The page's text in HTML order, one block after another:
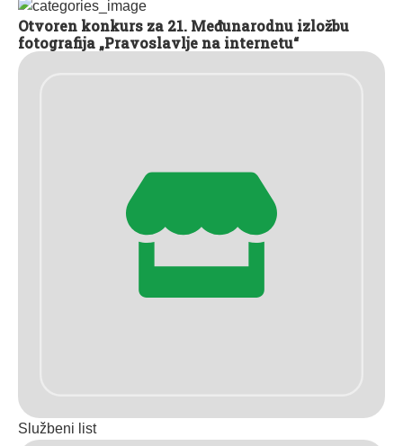
Službeni list
Otvoren konkurs za 21. Međunarodnu izložbu
fotografija „Pravoslavlje na internetu“